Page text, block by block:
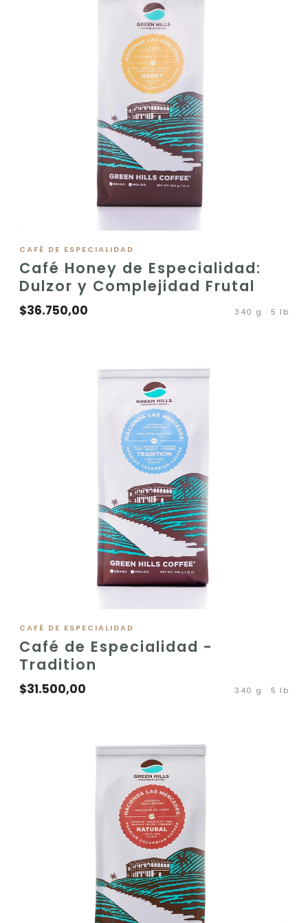
VER PRODUCTO
CAFÉ DE ESPECIALIDAD
Café Honey de Especialidad:
Dulzor y Complejidad Frutal
$36.750,00 340 g · 5 lb
VER PRODUCTO
CAFÉ DE ESPECIALIDAD
Café de Especialidad -
Tradition
$31.500,00 340 g · 5 lb